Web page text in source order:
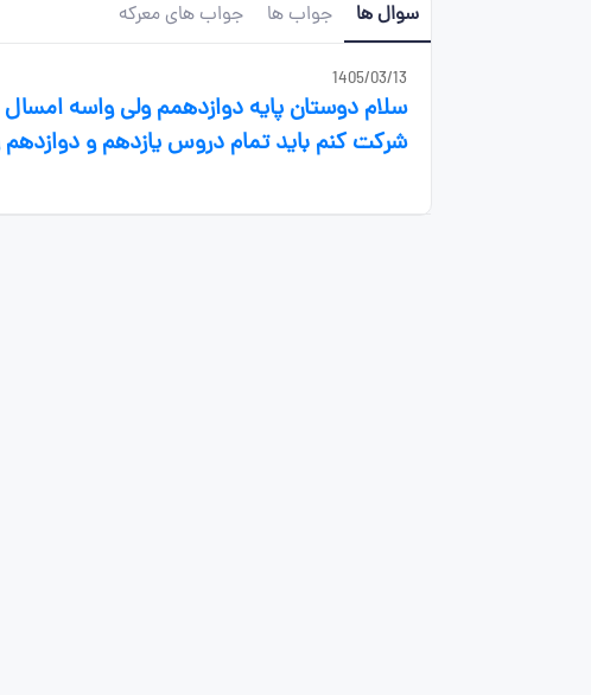
سوال ها جواب ها جواب های معرکه
1405/03/13
سلام دوستان پایه دوازدهمم ولی واسه
شرکت کنم باید تمام دروس یازدهم و دوازدهم